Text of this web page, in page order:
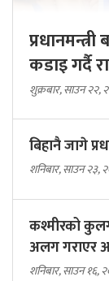
कडाइ गर्दै
शुक्रबार, साउन २२,
बिहानै जागे
शनिबार, साउन २३,
कश्मीरको
अलग गराएर
शनिबार, साउन १६,